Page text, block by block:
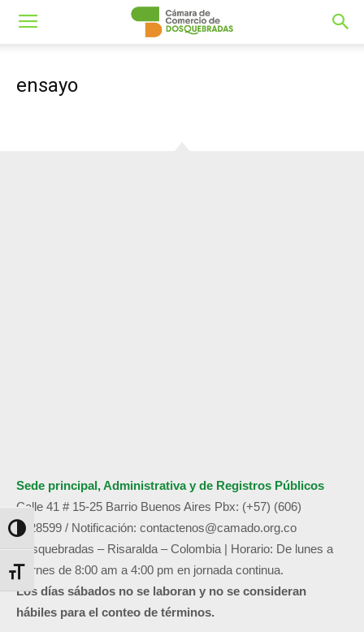
Alternar alto contraste
Alternar tamaño de letra
ensayo
Sede principal, Administrativa y de Registros Públicos
Calle 41 # 15-25 Barrio Buenos Aires Pbx: (+57) (606)
3228599 / Notificación: contactenos@camado.org.co
Dosquebradas – Risaralda – Colombia | Horario: De lunes a
viernes de 8:00 am a 4:00 pm en jornada continua.
Los días sábados no se laboran y no se consideran
hábiles para el conteo de términos.